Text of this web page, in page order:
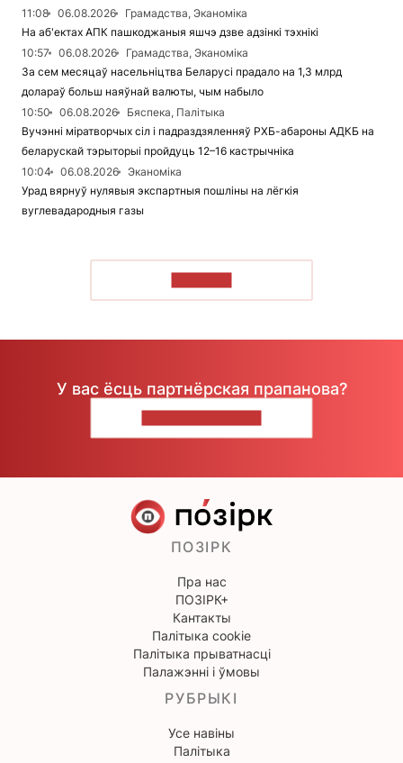
11:08
06.08.2026
Грамадства, Эканоміка
На аб'ектах АПК пашкоджаныя яшчэ дзве адзінкі тэхнікі
10:57
06.08.2026
Грамадства, Эканоміка
За сем месяцаў насельніцтва Беларусі прадало на 1,3 млрд
долараў больш наяўнай валюты, чым набыло
10:50
06.08.2026
Бяспека, Палітыка
Вучэнні міратворчых сіл і падраздзяленняў РХБ-абароны АДКБ на
беларускай тэрыторыі пройдуць 12–16 кастрычніка
10:04
06.08.2026
Эканоміка
Урад вярнуў нулявыя экспартныя пошліны на лёгкія
вуглевадародныя газы
У вас ёсць партнёрская прапанова?
ПОЗІРК
Пра нас
ПОЗІРК+
Кантакты
Палітыка cookie
Палітыка прыватнасці
Палажэнні і ўмовы
РУБРЫКІ
Усе навіны
Палітыка